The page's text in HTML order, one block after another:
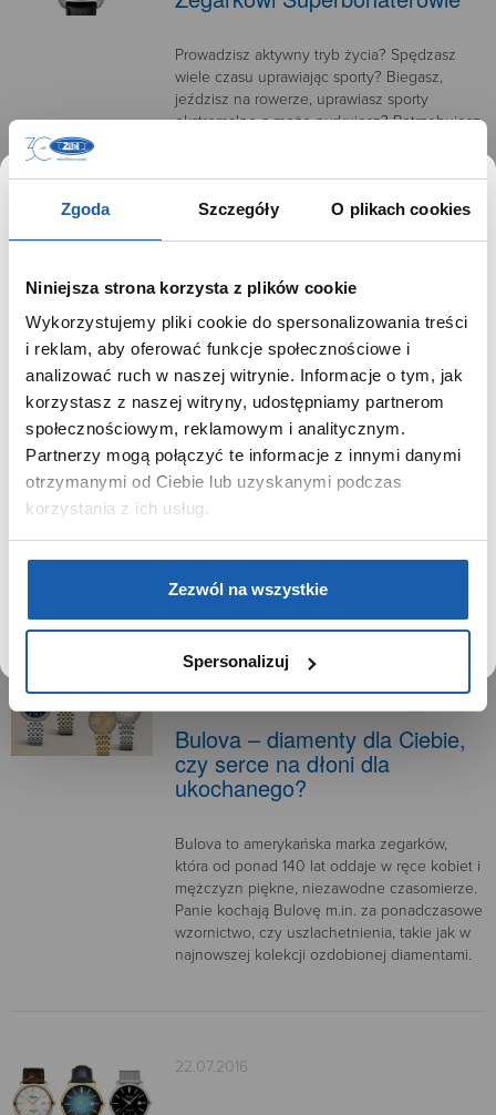
Zgoda Szczegóły O plikach cookies
Niniejsza strona korzysta z plików cookie
Wykorzystujemy pliki cookie do spersonalizowania treści
i reklam, aby oferować funkcje społecznościowe i
analizować ruch w naszej witrynie. Informacje o tym, jak
korzystasz z naszej witryny, udostępniamy partnerom
społecznościowym, reklamowym i analitycznym.
Partnerzy mogą połączyć te informacje z innymi danymi
otrzymanymi od Ciebie lub uzyskanymi podczas
korzystania z ich usług.
Zezwól na wszystkie
Spersonalizuj
Prowadzisz aktywny tryb życia? Spędzasz
wiele czasu uprawiając sporty? Biegasz,
jeździsz na rowerze, uprawiasz sporty
ekstremalne a może nurkujesz? Potrzebujesz
Bulova – ręcznie składane
zegarki z sercem na dłoni
Bulova to amerykańska marka zegarków,
która od ponad 140 lat oddaje w ręce
mężczyzn piękne, niezawodne czasomierze.
Mimo, iż wzornictwo zegarków przez lata
zmieniało się, to ich wnętrze napędzane jest
stale za pomocą małych, precyzyjnie
wykonanych mechanizmów.
22.07.2016
Bulova – diamenty dla Ciebie,
czy serce na dłoni dla
ukochanego?
Bulova to amerykańska marka zegarków,
która od ponad 140 lat oddaje w ręce kobiet i
mężczyzn piękne, niezawodne czasomierze.
Panie kochają Bulovę m.in. za ponadczasowe
wzornictwo, czy uszlachetnienia, takie jak w
najnowszej kolekcji ozdobionej diamentami.
22.07.2016
SZANOWNY UŻYTKOWNIKU,
SZANOWNA UŻYTKOWNICZKO
Używamy plików cookie w celach analitycznych,
statystycznych i marketingowych, w tym aby analizować
ruch w tej witrynie, optymalizować jej działanie oraz
zapamiętywać Twoje preferencje.